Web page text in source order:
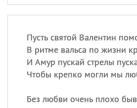
Пусть святой Валентин
В ритме вальса по жизни
И Амур пускай стрелы
Чтобы крепко могли мы
Без любви очень плохо